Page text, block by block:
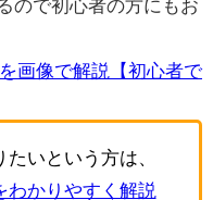
ので初心者の方にもお
画像で解説【初心者で
いという方は、
わかりやすく解説